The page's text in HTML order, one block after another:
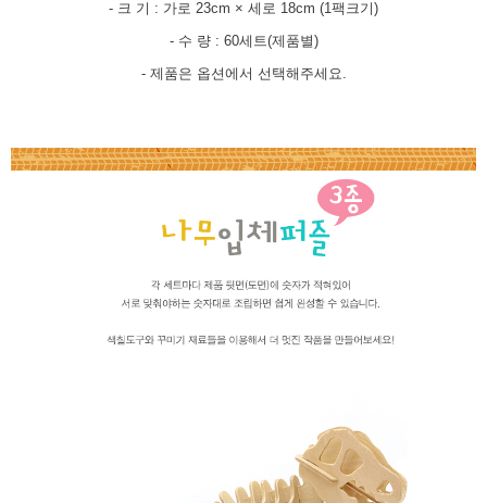
- 크 기 : 가로 23cm × 세로 18cm (1팩크기)
- 수 량 : 60세트(제품별)
- 제품은 옵션에서 선택해주세요.